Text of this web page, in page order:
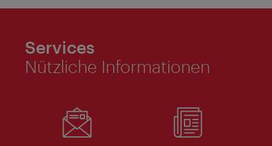
Services
Nützliche Informationen